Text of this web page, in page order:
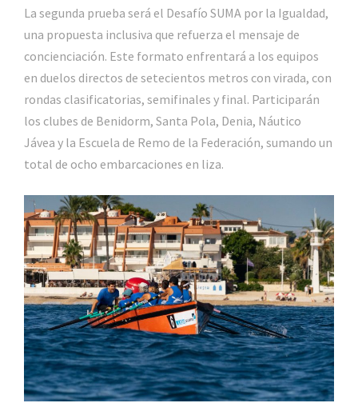
La segunda prueba será el Desafío SUMA por la Igualdad,
una propuesta inclusiva que refuerza el mensaje de
concienciación. Este formato enfrentará a los equipos
en duelos directos de setecientos metros con virada, con
rondas clasificatorias, semifinales y final. Participarán
los clubes de Benidorm, Santa Pola, Denia, Náutico
Jávea y la Escuela de Remo de la Federación, sumando un
total de ocho embarcaciones en liza.